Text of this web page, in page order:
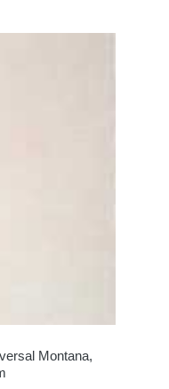
Montana,